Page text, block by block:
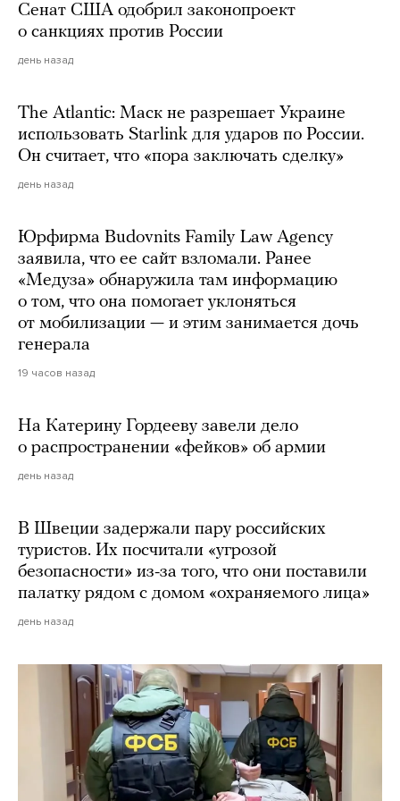
Сенат США одобрил законопроект
о санкциях против России
день назад
The Atlantic: Маск не разрешает Украине
использовать Starlink для ударов по России.
Он считает, что «пора заключать сделку»
день назад
Юрфирма Budovnits Family Law Agency
заявила, что ее сайт взломали. Ранее
«Медуза» обнаружила там информацию
о том, что она помогает уклоняться
от мобилизации — и этим занимается дочь
генерала
19 часов назад
На Катерину Гордееву завели дело
о распространении «фейков» об армии
день назад
В Швеции задержали пару российских
туристов. Их посчитали «угрозой
безопасности» из-за того, что они поставили
палатку рядом с домом «охраняемого лица»
день назад